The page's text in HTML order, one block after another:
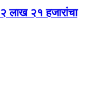
२ लाख २१ हजारांचा